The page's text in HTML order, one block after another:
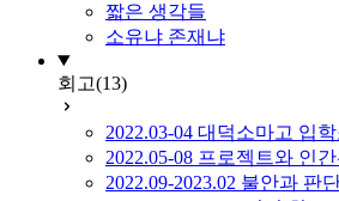
짧은 생각들
소유냐 존재냐
회고(13)
2022.03-04 대덕소마고 입
2022.05-08 프로젝트와 인간
2022.09-2023.02 불안과 판